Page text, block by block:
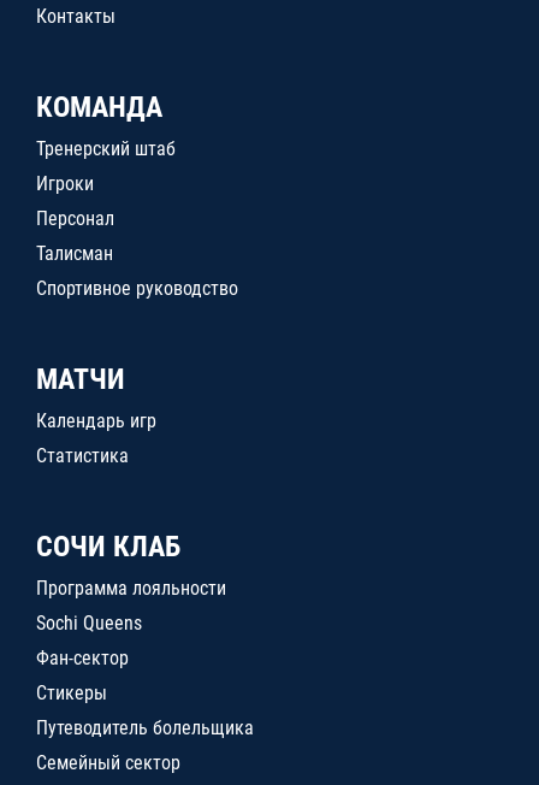
Контакты
КОМАНДА
Тренерский штаб
Игроки
Персонал
Талисман
Спортивное руководство
МАТЧИ
Календарь игр
Статистика
СОЧИ КЛАБ
Программа лояльности
Sochi Queens
Фан-сектор
Стикеры
Путеводитель болельщика
Семейный сектор